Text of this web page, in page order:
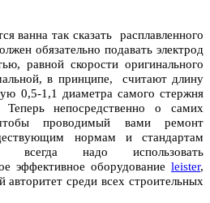
ванна так сказать расплавленного
обязательно подавать электрод
равной скорости оригинального
в принципе, считают длину
0,5-1,1 диаметра самого стержня
Теперь непосредственно о самих
проводимый вами ремонт
нормам и стандартам
всегда надо использовать
эффективное оборудование leister,
авторитет среди всех строительных